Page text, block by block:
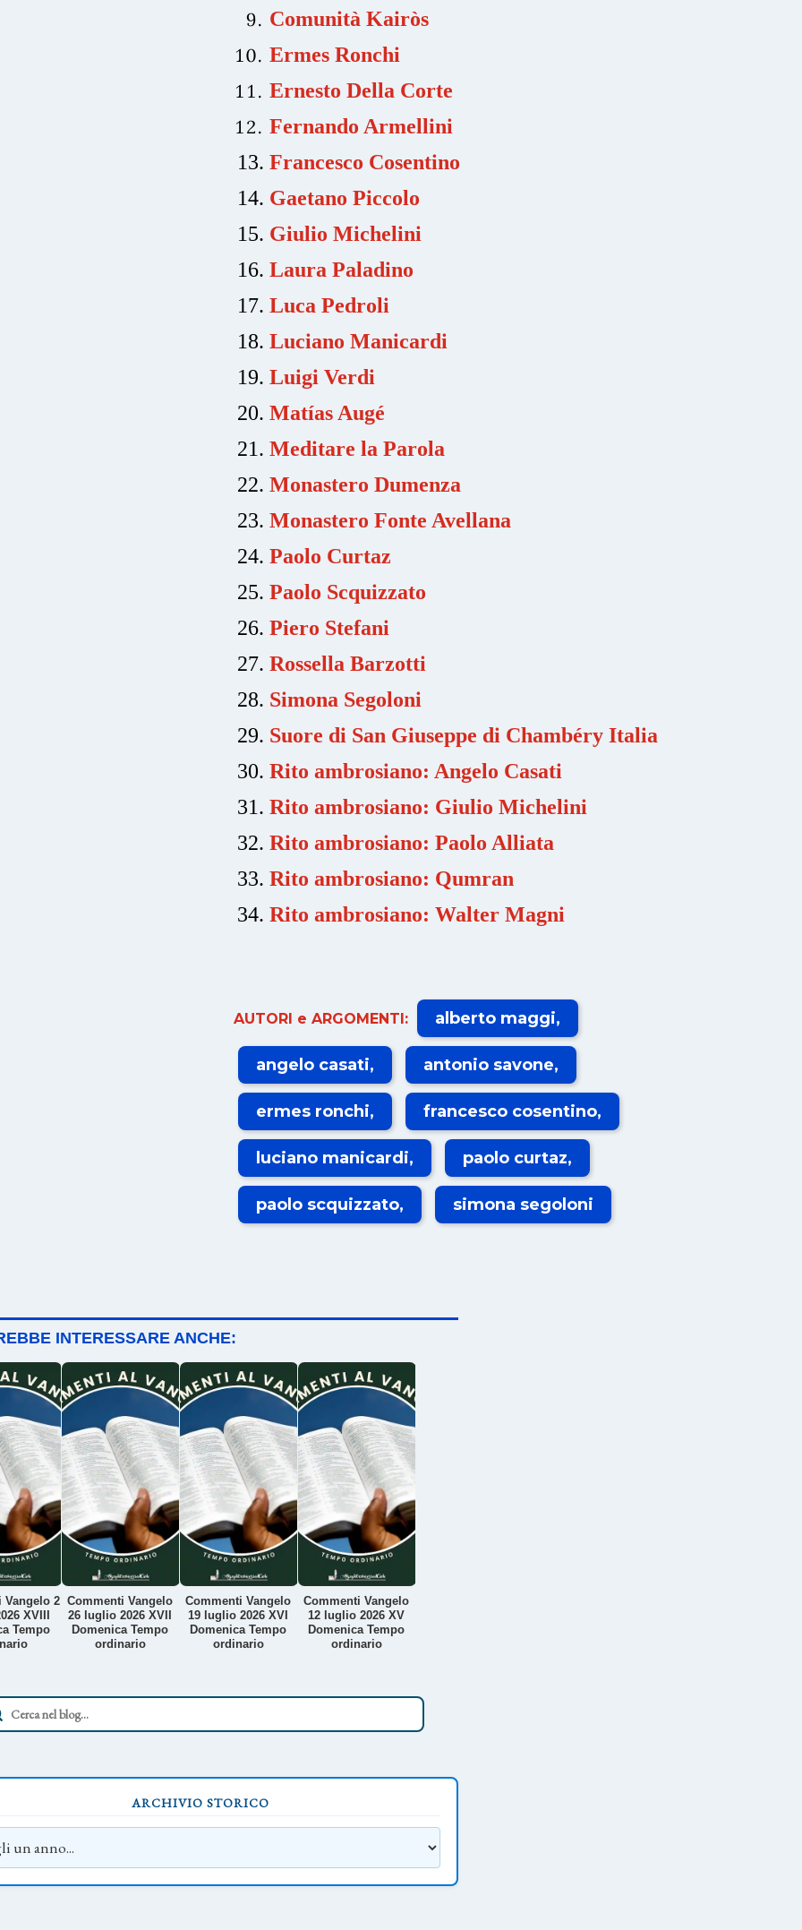
Comunità Kairòs
Ermes Ronchi
Ernesto Della Corte
Fernando Armellini
Francesco Cosentino
Gaetano Piccolo
Giulio Michelini
Laura Paladino
Luca Pedroli
Luciano Manicardi
Luigi Verdi
Matías Augé
Meditare la Parola
Monastero Dumenza
Monastero Fonte Avellana
Paolo Curtaz
Paolo Scquizzato
Piero Stefani
Rossella Barzotti
Simona Segoloni
Suore di San Giuseppe di Chambéry Italia
Rito ambrosiano: Angelo Casati
Rito ambrosiano: Giulio Michelini
Rito ambrosiano: Paolo Alliata
Rito ambrosiano: Qumran
Rito ambrosiano: Walter Magni
AUTORI e ARGOMENTI: alberto maggi
angelo casati antonio savone
ermes ronchi francesco cosentino
luciano manicardi paolo curtaz
paolo scquizzato simona segoloni
INTERESSARE ANCHE:
Vangelo 2
XVIII
Tempo
Commenti Vangelo
26 luglio 2026 XVII
Domenica Tempo
ordinario
Commenti Vangelo
19 luglio 2026 XVI
Domenica Tempo
ordinario
Commenti Vangelo
12 luglio 2026 XV
Domenica Tempo
ordinario
ARCHIVIO STORICO